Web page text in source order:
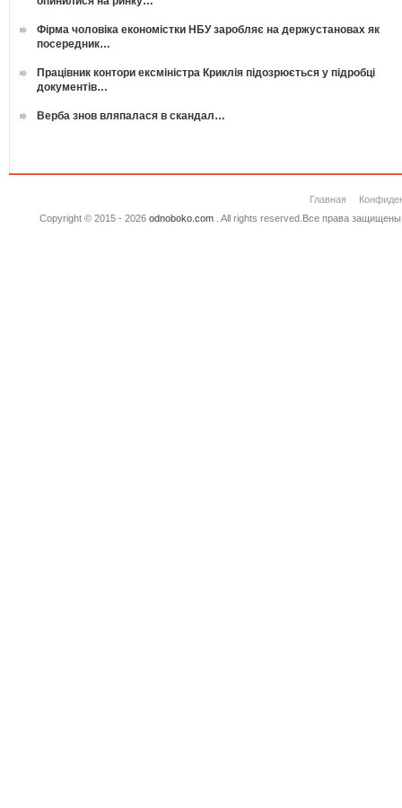
Фірма чоловіка економістки НБУ заробляє на держустановах як
посередник…
Працівник контори ексміністра Криклія підозрюється у підробці
документів…
Верба знов вляпалася в скандал…
Главная
Copyright © 2015 - 2026 odnoboko.com. All rights reserved.Все права защищены.